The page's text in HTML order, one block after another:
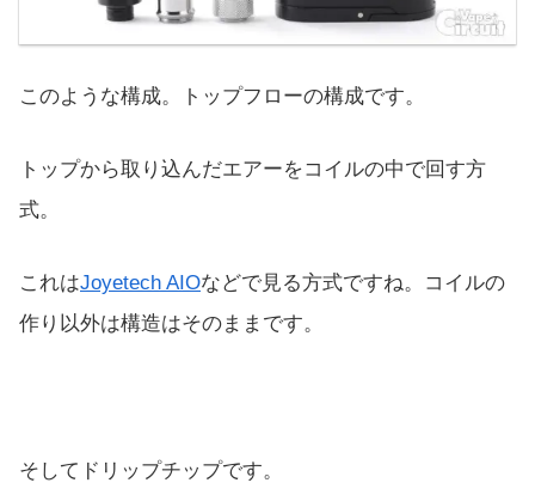
このような構成。トップフローの構成です。
トップから取り込んだエアーをコイルの中で回す方
式。
これはJoyetech AIOなどで見る方式ですね。コイルの
作り以外は構造はそのままです。
そしてドリップチップです。